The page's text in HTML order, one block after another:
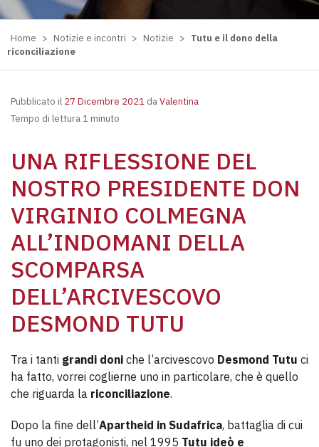
Home > Notizie e incontri > Notizie > Tutu e il dono della
riconciliazione
Pubblicato il 27 Dicembre 2021 daValentina
Tempo di lettura 1 minuto
UNA RIFLESSIONE DEL
NOSTRO PRESIDENTE DON
VIRGINIO COLMEGNA
ALL’INDOMANI DELLA
SCOMPARSA
DELL’ARCIVESCOVO
DESMOND TUTU
Tra i tanti grandi doni che l’arcivescovo Desmond Tutu ci
ha fatto, vorrei coglierne uno in particolare, che è quello
che riguarda la riconciliazione.
Dopo la fine dell’Apartheid in Sudafrica, battaglia di cui
fu uno dei protagonisti, nel 1995 Tutu ideò e